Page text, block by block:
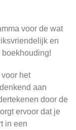
voor de wat
en
boekhouding!
het
aan
door de
ervoor dat je
in een